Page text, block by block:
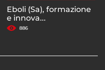
Eboli (Sa), formazione
e innova...
886